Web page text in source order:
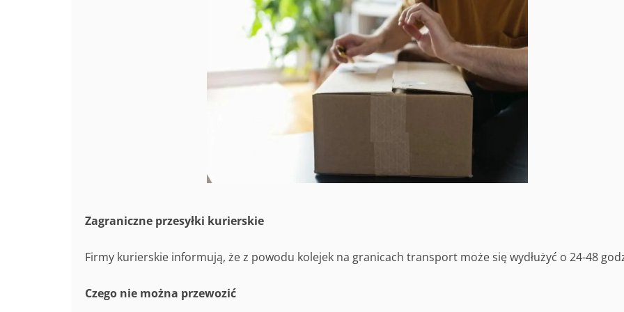
Zagraniczne przesyłki kurierskie
Firmy kurierskie informują, że z powodu kolejek na granicach transport może się wydłużyć o 24-48
Czego nie można przewozić